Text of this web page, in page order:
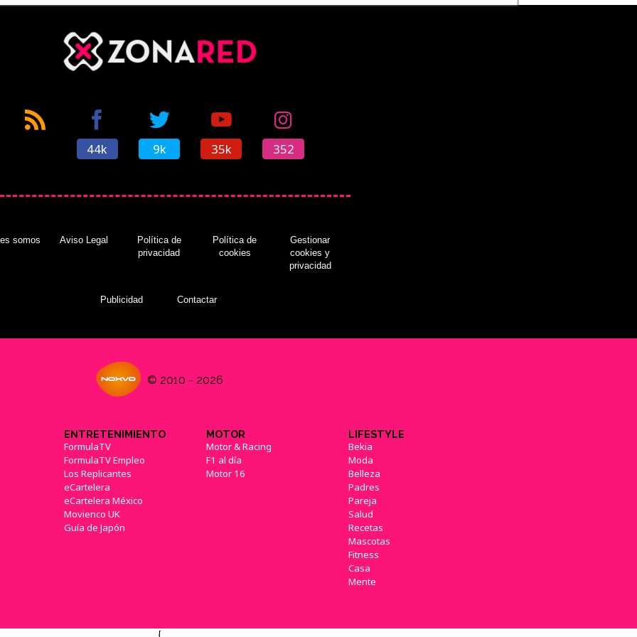
44k 9k 35k 352
somos Aviso Legal
Política de
privacidad
Política de
cookies
Gestionar
cookies y
privacidad
Publicidad Contactar
© 2010 - 2026
ENTRETENIMIENTO
FormulaTV
FormulaTV Empleo
Los Replicantes
eCartelera
eCartelera México
Movienco UK
Guía de Japón
MOTOR
Motor & Racing
F1 al día
Motor 16
LIFESTYLE
Bekia
Moda
Belleza
Padres
Pareja
Salud
Recetas
Mascotas
Fitness
Casa
Mente